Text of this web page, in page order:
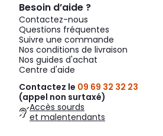
Besoin d’aide ?
Contactez-nous
Questions fréquentes
Suivre une commande
Nos conditions de livraison
Nos guides d'achat
Centre d'aide
Contactez le 09 69 32 32 23
(appel non surtaxé)
Accès sourds
et malentendants